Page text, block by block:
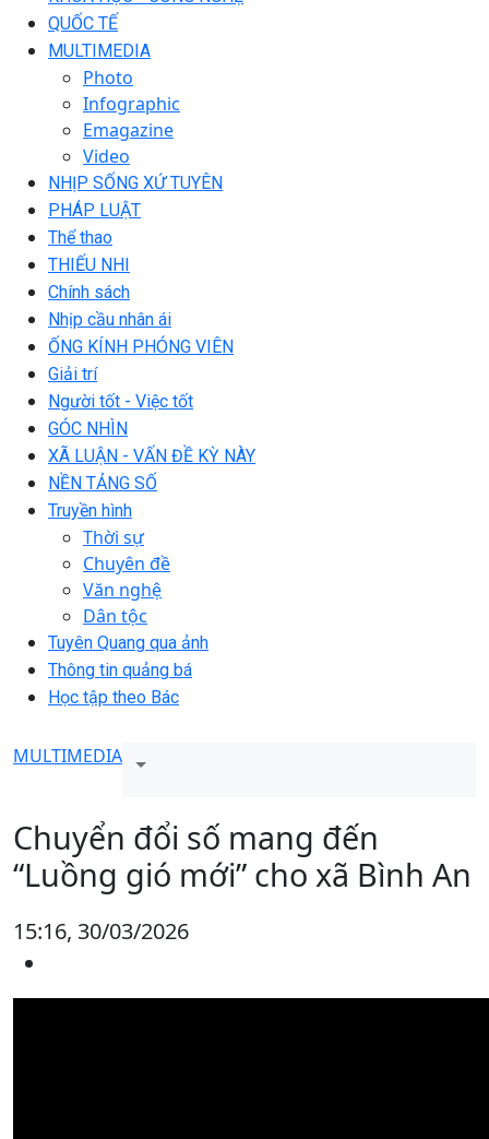
QUỐC TẾ
MULTIMEDIA
Photo
Infographic
Emagazine
Video
NHỊP SỐNG XỨ TUYÊN
PHÁP LUẬT
Thể thao
THIẾU NHI
Chính sách
Nhịp cầu nhân ái
ỐNG KÍNH PHÓNG VIÊN
Giải trí
Người tốt - Việc tốt
GÓC NHÌN
XÃ LUẬN - VẤN ĐỀ KỲ NÀY
NỀN TẢNG SỐ
Truyền hình
Thời sự
Chuyên đề
Văn nghệ
Dân tộc
Tuyên Quang qua ảnh
Thông tin quảng bá
Học tập theo Bác
MULTIMEDIA
Chuyển đổi số mang đến
“Luồng gió mới” cho xã Bình An
15:16, 30/03/2026